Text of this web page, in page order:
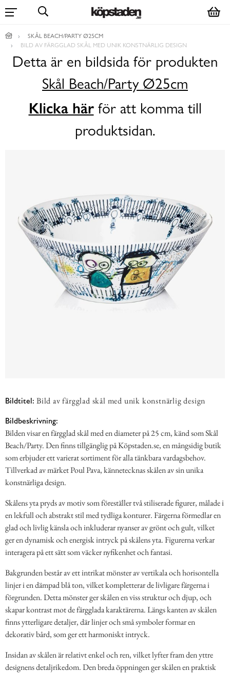
SKÅL BEACH/PARTY Ø25CM
BILD AV FÄRGGLAD SKÅL MED UNIK KONSTNÄRLIG DESIGN
Detta är en bildsida för produkten
Skål Beach/Party Ø25cm
Klicka härför att komma till
produktsidan.
Bildtitel: Bild av färgglad skål med unik konstnärlig design
Bildbeskrivning:
Bilden visar en färgglad skål med en diameter på 25 cm, känd som Skål
Beach/Party. Den finns tillgänglig på Köpstaden.se, en mångsidig butik
som erbjuder ett varierat sortiment för alla tänkbara vardagsbehov.
Tillverkad av märket Poul Pava, kännetecknas skålen av sin unika
konstnärliga design.
Skålens yta pryds av motiv som föreställer två stiliserade figurer, målade i
en lekfull och abstrakt stil med tydliga konturer. Färgerna förmedlar en
glad och livlig känsla och inkluderar nyanser av grönt och gult, vilket
ger en dynamisk och energisk intryck på skålens yta. Figurerna verkar
interagera på ett sätt som väcker nyfikenhet och fantasi.
Bakgrunden består av ett intrikat mönster av vertikala och horisontella
linjer i en dämpad blå ton, vilket kompletterar de livligare färgerna i
förgrunden. Detta mönster ger skålen en viss struktur och djup, och
skapar kontrast mot de färgglada karaktärerna. Längs kanten av skålen
finns ytterligare detaljer, där linjer och små symboler formar en
dekorativ bård, som ger ett harmoniskt intryck.
Insidan av skålen är relativt enkel och ren, vilket lyfter fram den yttre
designens detaljrikedom. Den breda öppningen ger skålen en praktisk